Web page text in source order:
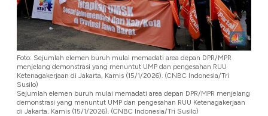
Foto: Sejumlah elemen buruh mulai memadati area depan DPR/MPR
menjelang demonstrasi yang menuntut UMP dan pengesahan RUU
Ketenagakerjaan di Jakarta, Kamis (15/1/2026). (CNBC Indonesia/Tri
Susilo)
Sejumlah elemen buruh mulai memadati area depan DPR/MPR menjelang
demonstrasi yang menuntut UMP dan pengesahan RUU Ketenagakerjaan
di Jakarta, Kamis (15/1/2026). (CNBC Indonesia/Tri Susilo)